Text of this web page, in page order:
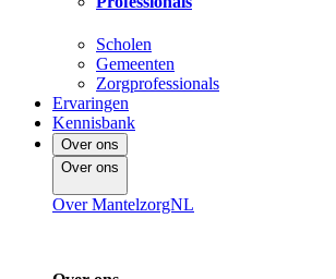
Scholen
Gemeenten
Zorgprofessionals
Ervaringen
Kennisbank
Over ons
Over ons
Over MantelzorgNL